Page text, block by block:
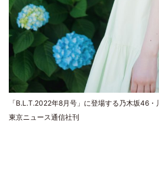
「B.L.T.2022年8月号」に登場する乃木坂46・
東京ニュース通信社刊